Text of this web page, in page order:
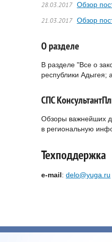
28.03.2017 Обзор
21.03.2017 Обзор
О разделе
В разделе "Все о
республики Адыгея;
СПС
Обзоры важнейших
в региональную
Техподдержка
e-mail: delo@yuga.ru